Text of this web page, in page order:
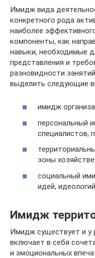
Имидж вида
конкретного рода
наиболее
компоненты, как
навыки, необходимые
представления и
разновидности
выделить следующие
имидж
персональный
специалистов,
зоны
социальный
идей,
Имидж
Имидж существует и у
включает в себя
и эмоциональных